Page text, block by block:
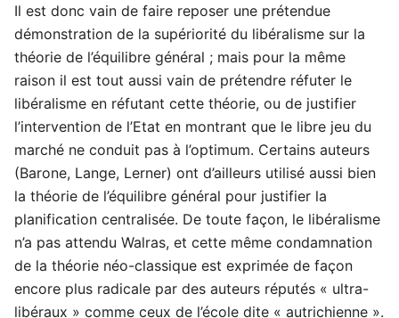
Il est donc vain de faire reposer une prétendue
démonstration de la supériorité du libéralisme sur la
théorie de l’équilibre général ; mais pour la même
raison il est tout aussi vain de prétendre réfuter le
libéralisme en réfutant cette théorie, ou de justifier
l’intervention de l’Etat en montrant que le libre jeu du
marché ne conduit pas à l’optimum. Certains auteurs
(Barone, Lange, Lerner) ont d’ailleurs utilisé aussi bien
la théorie de l’équilibre général pour justifier la
planification centralisée. De toute façon, le libéralisme
n’a pas attendu Walras, et cette même condamnation
de la théorie néo-classique est exprimée de façon
encore plus radicale par des auteurs réputés « ultra-
libéraux » comme ceux de l’école dite « autrichienne ».